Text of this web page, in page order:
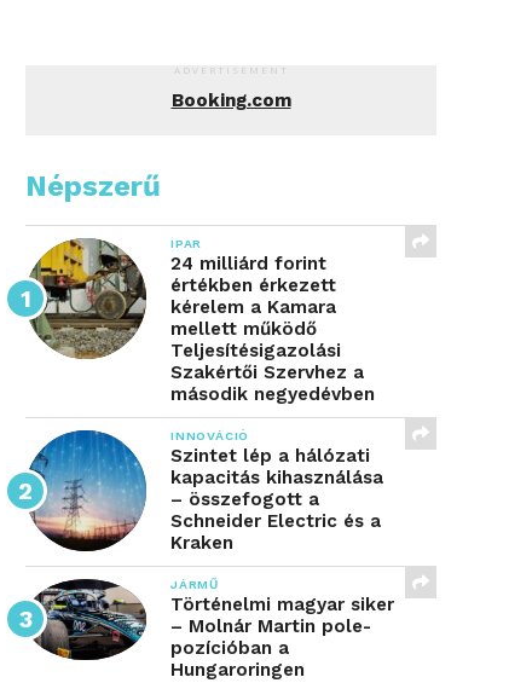
ADVERTISEMENT
Booking.com
Népszerű
IPAR
24 milliárd forint
értékben érkezett
kérelem a Kamara
mellett működő
Teljesítésigazolási
Szakértői Szervhez a
második negyedévben
INNOVÁCIÓ
Szintet lép a hálózati
kapacitás kihasználása
– összefogott a
Schneider Electric és a
Kraken
JÁRMŰ
Történelmi magyar siker
– Molnár Martin pole-
pozícióban a
Hungaroringen